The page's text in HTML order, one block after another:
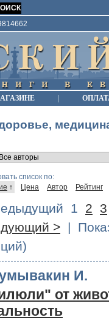
список по:
↑ Цена Автор Рейтинг
1 2
3
> |
И.
от